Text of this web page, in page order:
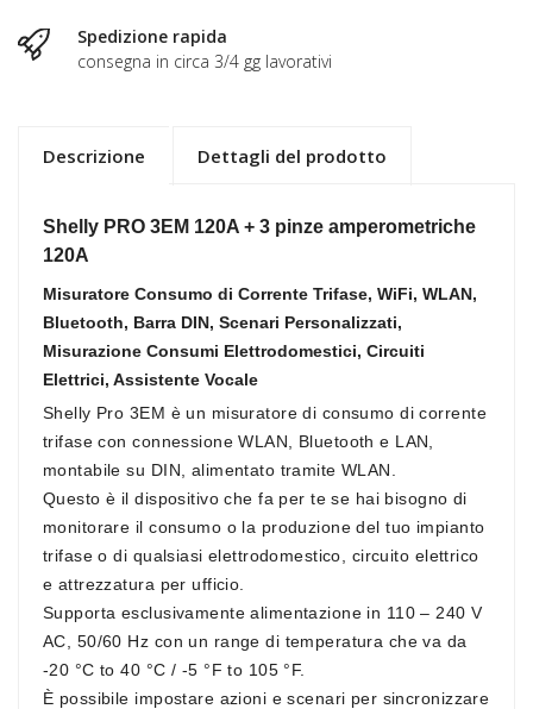
Spedizione rapida
consegna in circa 3/4 gg lavorativi
Descrizione Dettagli del prodotto
Shelly PRO 3EM 120A + 3 pinze amperometriche
120A
Misuratore Consumo di Corrente Trifase, WiFi, WLAN,
Bluetooth, Barra DIN, Scenari Personalizzati,
Misurazione Consumi Elettrodomestici, Circuiti
Elettrici, Assistente Vocale
Shelly Pro 3EM è un misuratore di consumo di corrente
trifase con connessione WLAN, Bluetooth e LAN,
montabile su DIN, alimentato tramite WLAN.
Questo è il dispositivo che fa per te se hai bisogno di
monitorare il consumo o la produzione del tuo impianto
trifase o di qualsiasi elettrodomestico, circuito elettrico
e attrezzatura per ufficio.
Supporta esclusivamente alimentazione in 110 – 240 V
AC, 50/60 Hz con un range di temperatura che va da
-20 °C to 40 °C / -5 °F to 105 °F.
È possibile impostare azioni e scenari per sincronizzare